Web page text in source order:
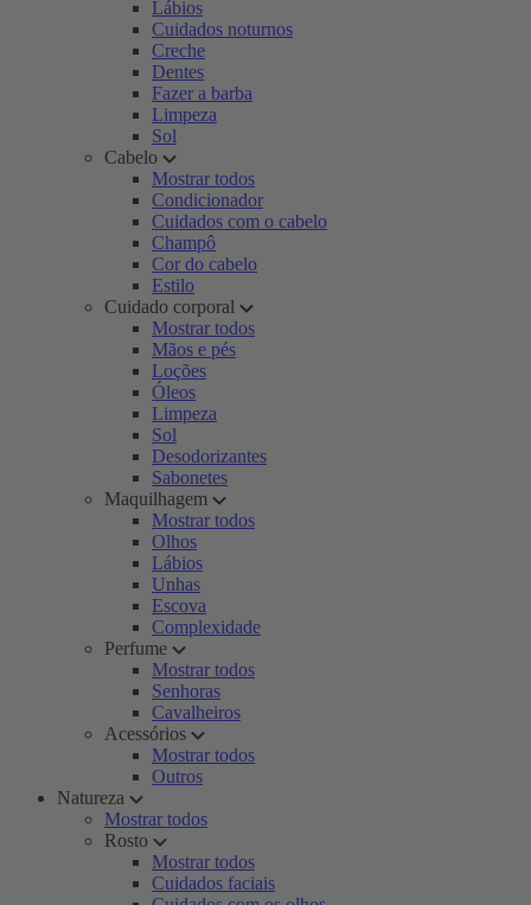
Lábios
Cuidados noturnos
Creche
Dentes
Fazer a barba
Limpeza
Sol
Cabelo
Mostrar todos
Condicionador
Cuidados com o cabelo
Champô
Cor do cabelo
Estilo
Cuidado corporal
Mostrar todos
Mãos e pés
Loções
Óleos
Limpeza
Sol
Desodorizantes
Sabonetes
Maquilhagem
Mostrar todos
Olhos
Lábios
Unhas
Escova
Complexidade
Perfume
Mostrar todos
Senhoras
Cavalheiros
Acessórios
Mostrar todos
Outros
Natureza
Mostrar todos
Rosto
Mostrar todos
Cuidados faciais